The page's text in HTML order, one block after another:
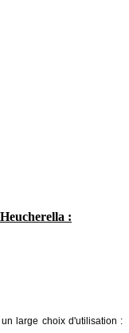
:
un large choix d'utilisation :